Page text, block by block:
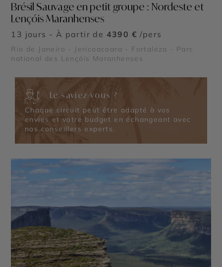
Brésil Sauvage en petit groupe : Nordeste et
Lençóis Maranhenses
13 jours - À partir de 4390 € /pers
Rio de Janeiro - Jericoacoara - Fortaleza - Parc
national des Lençóis Maranhenses
Le saviez-vous ?
Chaque circuit peut être adapté à vos
envies et votre budget en échangeant avec
nos conseillers experts.